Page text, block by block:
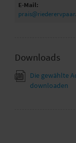
E-Mail:
Downloads
Die gewählte
downloaden